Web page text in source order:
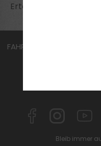
Erteilte
FAHRSCHULE
Bleib immer